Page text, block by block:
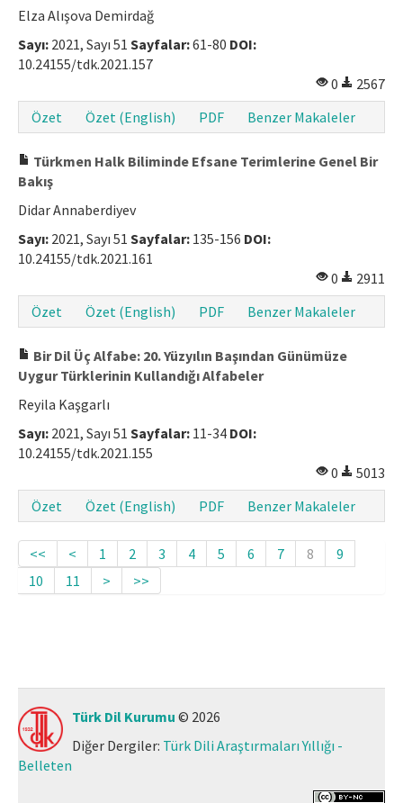
Elza Alışova Demirdağ
Sayı: 2021, Sayı 51 Sayfalar:61-80 DOI:
10.24155/tdk.2021.157
0
2567
Özet
Özet (English) PDF Benzer Makaleler
Türkmen Halk Biliminde Efsane Terimlerine Genel Bir
Bakış
Didar Annaberdiyev
Sayı: 2021, Sayı 51 Sayfalar: 135-156 DOI:
10.24155/tdk.2021.161
0
2911
Özet
Özet (English) PDF Benzer Makaleler
Bir Dil Üç Alfabe: 20. Yüzyılın Başından Günümüze
Uygur Türklerinin Kullandığı Alfabeler
Reyila Kaşgarlı
Sayı: 2021, Sayı 51 Sayfalar: 11-34 DOI:
10.24155/tdk.2021.155
0
5013
Özet
Özet (English) PDF Benzer Makaleler
<< < 1 2 3 4 5 6 7 8
9
10
11 > >>
Türk Dil Kurumu © 2026
Diğer Dergiler: Türk Dili Araştırmaları Yıllığı -
Belleten